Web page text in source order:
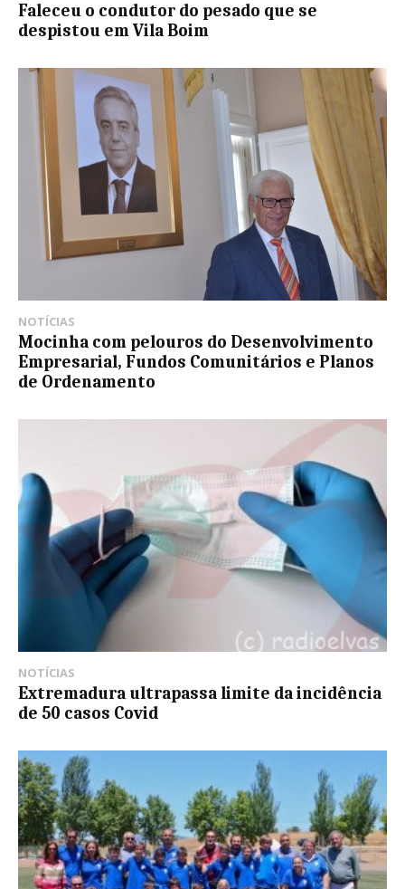
Faleceu o condutor do pesado que se
despistou em Vila Boim
NOTÍCIAS
Mocinha com pelouros do Desenvolvimento
Empresarial, Fundos Comunitários e Planos
de Ordenamento
NOTÍCIAS
Extremadura ultrapassa limite da incidência
de 50 casos Covid